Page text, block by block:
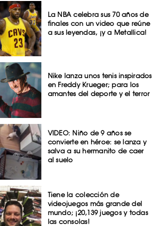
La NBA celebra sus 70 años de
finales con un video que reúne
a sus leyendas, ¡y a Metallica!
Nike lanza unos tenis inspirados
en Freddy Krueger; para los
amantes del deporte y el terror
VIDEO: Niño de 9 años se
convierte en héroe: se lanza y
salva a su hermanito de caer
al suelo
Tiene la colección de
videojuegos más grande del
mundo; ¡20,139 juegos y todas
las consolas!